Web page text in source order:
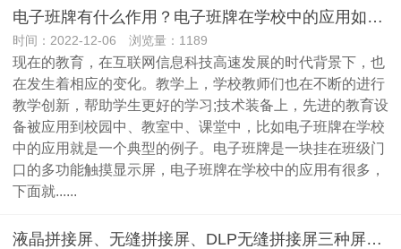
电子班牌有什么作用？电子班牌在学校中的应用如何？
时间：2022-12-06 浏览量：1189
现在的教育，在互联网信息科技高速发展的时代背景下，也
在发生着相应的变化。教学上，学校教师们也在不断的进行
教学创新，帮助学生更好的学习;技术装备上，先进的教育设
备被应用到校园中、教室中、课堂中，比如电子班牌在学校
中的应用就是一个典型的例子。电子班牌是一块挂在班级门
口的多功能触摸显示屏，电子班牌在学校中的应用有很多，
下面就......
液晶拼接屏、无缝拼接屏、DLP无缝拼接屏三种屏的分辨率